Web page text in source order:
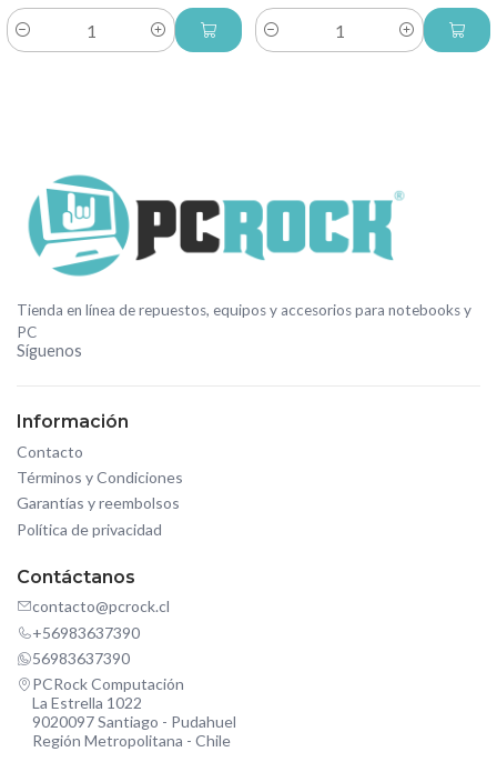
Cantidad Cantidad
Tienda en línea de repuestos, equipos y accesorios para notebooks y
PC
Síguenos
Información
Contacto
Términos y Condiciones
Garantías y reembolsos
Política de privacidad
Contáctanos
contacto@pcrock.cl
+56983637390
56983637390
PCRock Computación
La Estrella 1022
9020097 Santiago - Pudahuel
Región Metropolitana - Chile